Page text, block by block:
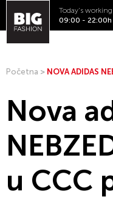
Today's
09:00 - 22:00h
Početna > NOVA ADIDAS
Nova
u CCC